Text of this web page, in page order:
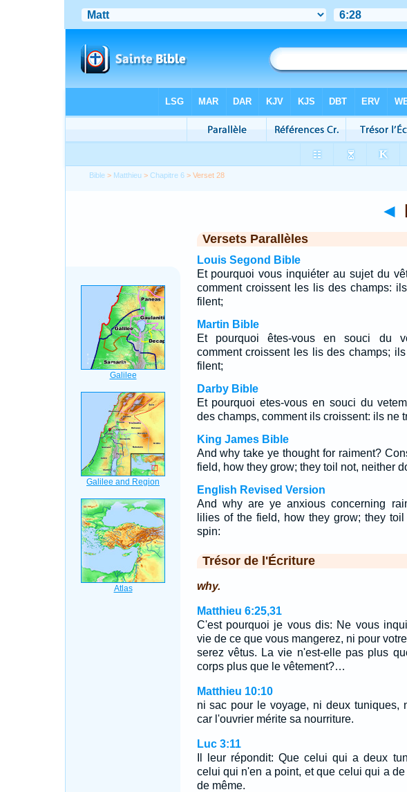
Bible > Matthieu >Chapitre 6 > Verset 28
◄
Versets Parallèles
Louis Segond Bible
Et pourquoi vous inquiéter au sujet du
comment croissent les lis des champs:
filent;
Martin Bible
Et pourquoi êtes-vous en souci du
comment croissent les lis des champs;
filent;
Darby Bible
Et pourquoi etes-vous en souci du
des champs, comment ils croissent: ils ne
King James Bible
And why take ye thought for raiment?
field, how they grow; they toil not, neither
English Revised Version
And why are ye anxious concerning
lilies of the field, how they grow; they
spin:
Trésor de l'Écriture
why.
Matthieu 6:25,31
C'est pourquoi je vous dis: Ne vous
vie de ce que vous mangerez, ni pour
serez vêtus. La vie n'est-elle pas plus
corps plus que le vêtement?…
Matthieu 10:10
ni sac pour le voyage, ni deux tuniques,
car l'ouvrier mérite sa nourriture.
Luc 3:11
Il leur répondit: Que celui qui a deux
celui qui n'en a point, et que celui qui a
de même.